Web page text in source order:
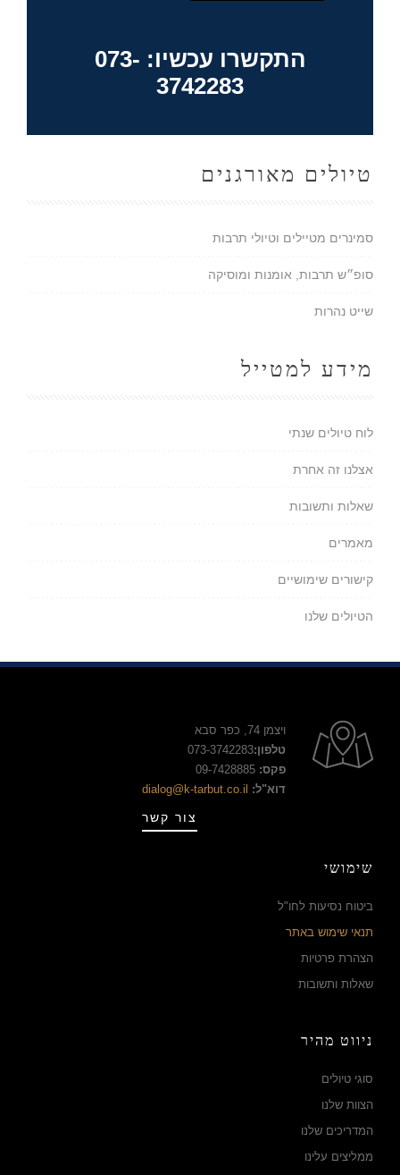
התקשרו עכשיו: 073-
3742283
טיולים מאורגנים
סמינרים מטיילים וטיולי תרבות
סופ״ש תרבות, אומנות ומוסיקה
שייט נהרות
מידע למטייל
לוח טיולים שנתי
אצלנו זה אחרת
שאלות ותשובות
מאמרים
קישורים שימושיים
הטיולים שלנו
ויצמן 74, כפר סבא
טלפון:073-3742283
פקס:
דוא"ל: dialog@k-tarbut.co.il
צור קשר
שימושי
ביטוח נסיעות לחו"ל
תנאי שימוש באתר
הצהרת פרטיות
שאלות ותשובות
ניווט מהיר
סוגי טיולים
הצוות שלנו
המדריכים שלנו
ממליצים עלינו